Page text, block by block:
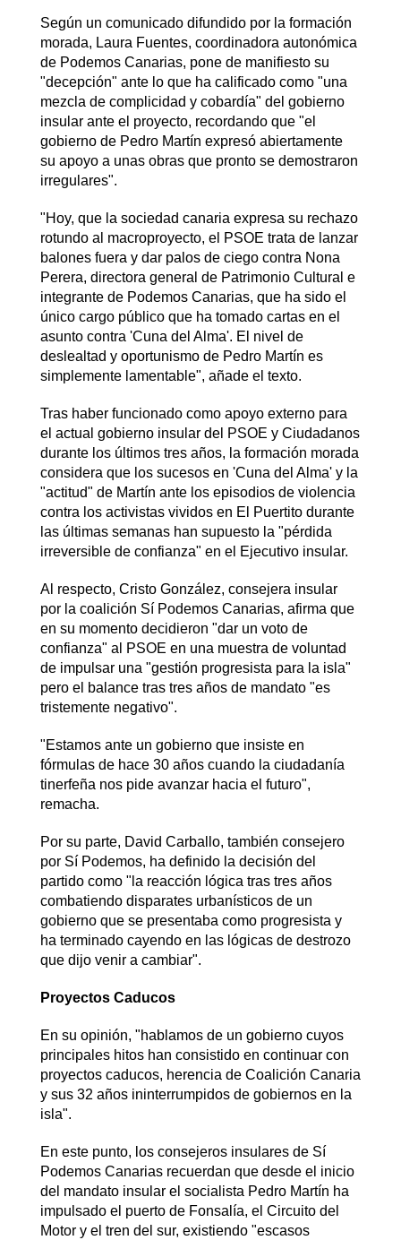
Según un comunicado difundido por la formación
morada, Laura Fuentes, coordinadora autonómica
de Podemos Canarias, pone de manifiesto su
"decepción" ante lo que ha calificado como "una
mezcla de complicidad y cobardía" del gobierno
insular ante el proyecto, recordando que "el
gobierno de Pedro Martín expresó abiertamente
su apoyo a unas obras que pronto se demostraron
irregulares".
"Hoy, que la sociedad canaria expresa su rechazo
rotundo al macroproyecto, el PSOE trata de lanzar
balones fuera y dar palos de ciego contra Nona
Perera, directora general de Patrimonio Cultural e
integrante de Podemos Canarias, que ha sido el
único cargo público que ha tomado cartas en el
asunto contra 'Cuna del Alma'. El nivel de
deslealtad y oportunismo de Pedro Martín es
simplemente lamentable", añade el texto.
Tras haber funcionado como apoyo externo para
el actual gobierno insular del PSOE y Ciudadanos
durante los últimos tres años, la formación morada
considera que los sucesos en 'Cuna del Alma' y la
"actitud" de Martín ante los episodios de violencia
contra los activistas vividos en El Puertito durante
las últimas semanas han supuesto la "pérdida
irreversible de confianza" en el Ejecutivo insular.
Al respecto, Cristo González, consejera insular
por la coalición Sí Podemos Canarias, afirma que
en su momento decidieron "dar un voto de
confianza" al PSOE en una muestra de voluntad
de impulsar una "gestión progresista para la isla"
pero el balance tras tres años de mandato "es
tristemente negativo".
"Estamos ante un gobierno que insiste en
fórmulas de hace 30 años cuando la ciudadanía
tinerfeña nos pide avanzar hacia el futuro",
remacha.
Por su parte, David Carballo, también consejero
por Sí Podemos, ha definido la decisión del
partido como "la reacción lógica tras tres años
combatiendo disparates urbanísticos de un
gobierno que se presentaba como progresista y
ha terminado cayendo en las lógicas de destrozo
que dijo venir a cambiar".
Proyectos Caducos
En su opinión, "hablamos de un gobierno cuyos
principales hitos han consistido en continuar con
proyectos caducos, herencia de Coalición Canaria
y sus 32 años ininterrumpidos de gobiernos en la
isla".
En este punto, los consejeros insulares de Sí
Podemos Canarias recuerdan que desde el inicio
del mandato insular el socialista Pedro Martín ha
impulsado el puerto de Fonsalía, el Circuito del
Motor y el tren del sur, existiendo "escasos